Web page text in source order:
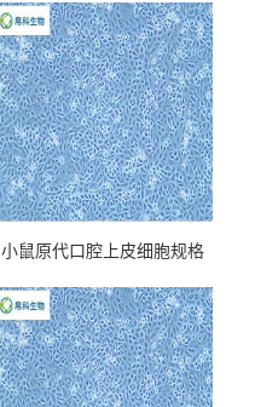
小鼠原代口腔上皮细胞规格